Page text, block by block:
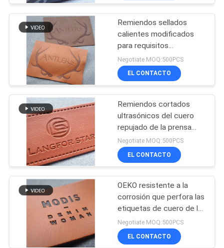
Remiendos del
cuero repujado
Etiquetas del
oscilación de la
ropa
Remiendos sellados
calientes modificados
para requisitos
particulares del cuero
repujado del cobre de la
antigüedad
Negotiate MOQ:500PCS
EL CONTACTO
Remiendos cortados
ultrasónicos del cuero
repujado de la prensa
lavable del calor
Negotiate MOQ:500PCS
EL CONTACTO
OEKO resistente a la
corrosión que perfora las
etiquetas de cuero de la
ropa
Negotiate MOQ:500PCS
EL CONTACTO